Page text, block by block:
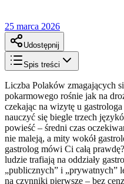
25 marca 2026
Udostępnij
Spis treści
Liczba Polaków zmagających
pokarmowego rośnie jak na
czekając na wizytę u
nauczyć się biegle trzech
powieść – średni czas
nie maleją, a mity wokół
gastrolog mówi Ci całą
ludzie trafiają na oddziały
„publicznych” i „prywatnych”
na czynniki pierwsze – bez